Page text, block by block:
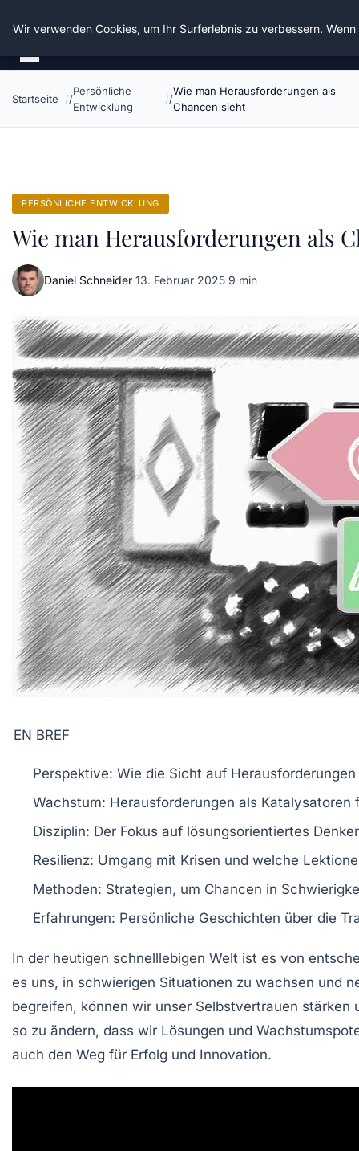
Die Schnitter
Startseite
Persönliche
Entwicklung
Wie man Herausforderungen als
Chancen sieht
PERSÖNLICHE ENTWICKLUNG
Wie man Herausforderungen als
Daniel Schneider·13. Februar 2025·9 min
EN BREF
Perspektive: Wie die Sicht auf Herausforderungen
Wachstum: Herausforderungen als Katalysatoren
Disziplin: Der Fokus auf lösungsorientiertes
Resilienz: Umgang mit Krisen und welche
Methoden: Strategien, um Chancen in
Erfahrungen: Persönliche Geschichten über die
In der heutigen schnelllebigen Welt ist es von
es uns, in schwierigen Situationen zu wachsen und
begreifen, können wir unser Selbstvertrauen stärken
so zu ändern, dass wir Lösungen und
auch den Weg für Erfolg und Innovation.
Wir verwenden Cookies, um Ihr Surferlebnis zu verbessern.